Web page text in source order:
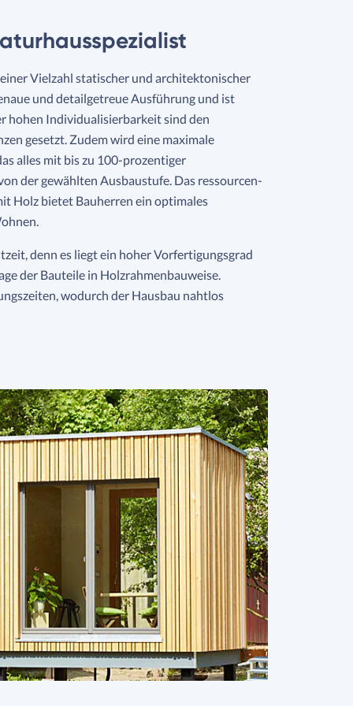
Vielzahl statischer und architektonischer
und detailgetreue Ausführung und ist
hohen Individualisierbarkeit sind den
gesetzt. Zudem wird eine maximale
alles mit bis zu 100-prozentiger
der gewählten Ausbaustufe. Das ressourcen-
Holz bietet Bauherren ein optimales
denn es liegt ein hoher Vorfertigungsgrad
der Bauteile in Holzrahmenbauweise.
wodurch der Hausbau nahtlos